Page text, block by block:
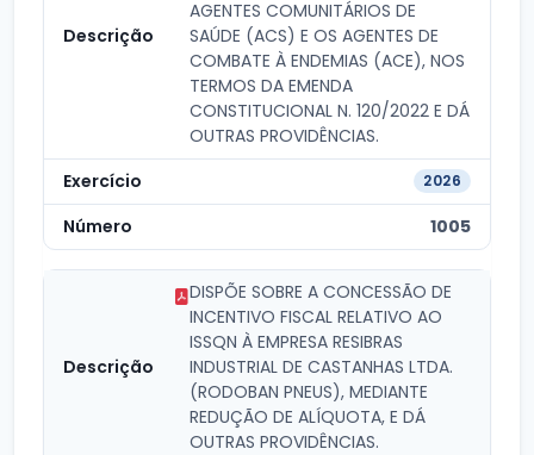
AGENTES COMUNITÁRIOS DE
SAÚDE (ACS) E OS AGENTES DE
COMBATE À ENDEMIAS (ACE), NOS
TERMOS DA EMENDA
CONSTITUCIONAL N. 120/2022 E DÁ
OUTRAS PROVIDÊNCIAS.
2026
1005
DISPÕE SOBRE A CONCESSÃO DE
INCENTIVO FISCAL RELATIVO AO
ISSQN À EMPRESA RESIBRAS
INDUSTRIAL DE CASTANHAS LTDA.
(RODOBAN PNEUS), MEDIANTE
REDUÇÃO DE ALÍQUOTA, E DÁ
OUTRAS PROVIDÊNCIAS.